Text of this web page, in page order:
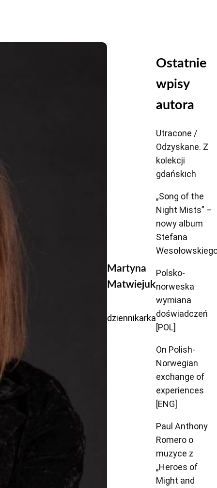
Martyna
Matwiejuk
dziennikarka
Ostatnie
wpisy
autora
Utracone /
Odzyskane. Z
kolekcji
gdańskich
„Song of the
Night Mists” –
nowy album
Stefana
Polsko-
norweska
wymiana
doświadczeń
[POL]
On Polish-
Norwegian
exchange of
experiences
[ENG]
Paul Anthony
Romero o
muzyce z
„Heroes of
Might and